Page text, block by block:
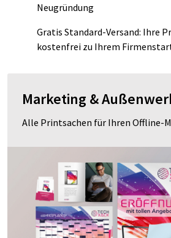
Neugründung
Gratis Standard-Versand: Ihre
kostenfrei zu Ihrem
Marketing &
Alle Printsachen für Ihren Offline-